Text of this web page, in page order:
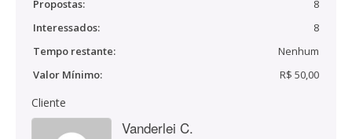
Propostas:
8
Interessados:
8
Tempo restante:
Nenhum
Valor Mínimo:
R$ 50,00
Cliente
Vanderlei C.